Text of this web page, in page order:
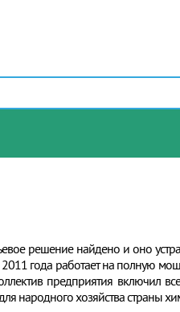
решение найдено и оно
года работает на полную
предприятия включил
народного хозяйства страны